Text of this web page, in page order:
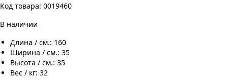
Код товара: 0019460
В наличии
Длина / см.: 160
Ширина / см.: 35
Высота / см.: 35
Вес / кг: 32